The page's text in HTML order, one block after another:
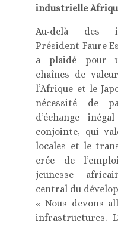
industrielle
Au-delà des
Président Faure
a plaidé pour
chaînes de
l’Afrique et le
nécessité de
d’échange
conjointe, qui
locales et le
crée de
jeunesse
central du
« Nous devons
infrastructures.